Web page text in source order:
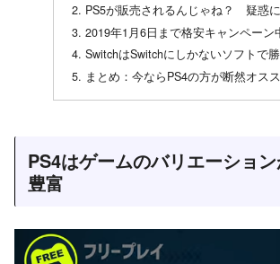
PS5が販売されるんじゃね？ 疑惑
2019年1月6日まで格安キャンペーン
SwitchはSwitchにしかないソフトで
まとめ：今ならPS4の方が断然オス
PS4はゲームのバリエーショ
豊富